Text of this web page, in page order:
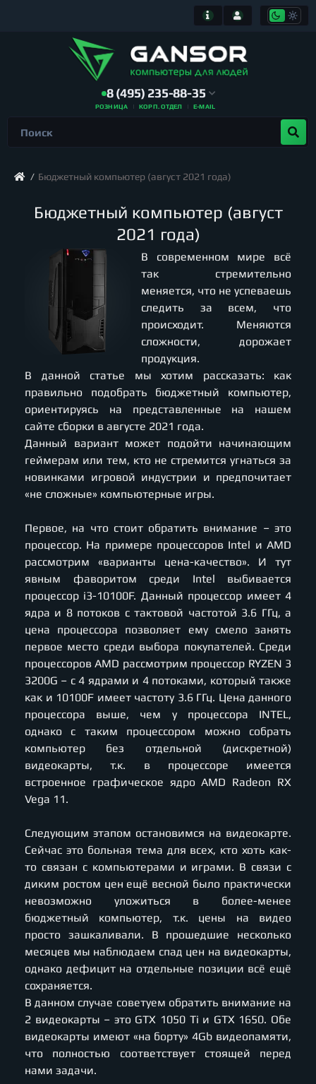
8 (495) 235-88-35
РОЗНИЦА КОРП. ОТДЕЛ E-MAIL
Бюджетный компьютер (август 2021 года)
Бюджетный компьютер (август
2021 года)
В современном мире всё
так стремительно
меняется, что не успеваешь
следить за всем, что
происходит. Меняются
сложности, дорожает
продукция.
В данной статье мы хотим рассказать: как
правильно подобрать бюджетный компьютер,
ориентируясь на представленные на нашем
сайте сборки в августе 2021 года.
Данный вариант может подойти начинающим
геймерам или тем, кто не стремится угнаться за
новинками игровой индустрии и предпочитает
«не сложные» компьютерные игры.
Первое, на что стоит обратить внимание – это
процессор. На примере процессоров Intel и AMD
рассмотрим «варианты цена-качество». И тут
явным фаворитом среди Intel выбивается
процессор i3-10100F. Данный процессор имеет 4
ядра и 8 потоков с тактовой частотой 3.6 ГГц, а
цена процессора позволяет ему смело занять
первое место среди выбора покупателей. Среди
процессоров AMD рассмотрим процессор RYZEN 3
3200G – с 4 ядрами и 4 потоками, который также
как и 10100F имеет частоту 3.6 ГГц. Цена данного
процессора выше, чем у процессора INTEL,
однако с таким процессором можно собрать
компьютер без отдельной (дискретной)
видеокарты, т.к. в процессоре имеется
встроенное графическое ядро AMD Radeon RX
Vega 11.
Следующим этапом остановимся на видеокарте.
Сейчас это больная тема для всех, кто хоть как-
то связан с компьютерами и играми. В связи с
диким ростом цен ещё весной было практически
невозможно уложиться в более-менее
бюджетный компьютер, т.к. цены на видео
просто зашкаливали. В прошедшие несколько
месяцев мы наблюдаем спад цен на видеокарты,
однако дефицит на отдельные позиции всё ещё
сохраняется.
В данном случае советуем обратить внимание на
2 видеокарты – это GTX 1050 Ti и GTX 1650. Обе
видеокарты имеют «на борту» 4Gb видеопамяти,
что полностью соответствует стоящей перед
нами задачи.